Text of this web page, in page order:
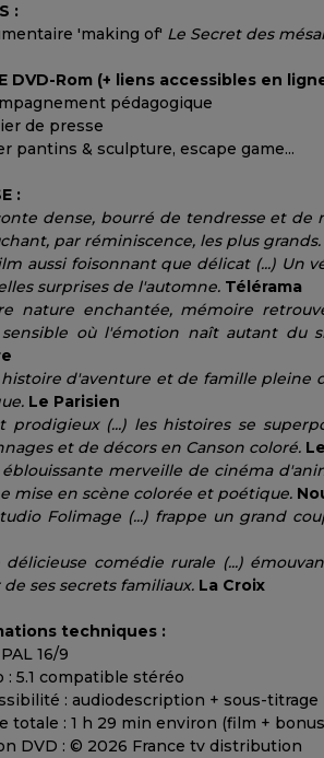
:
'making of' Le Secret des
DVD-Rom (+ liens accessibles en
pédagogique
de presse
pantins & sculpture, escape game...
:
dense, bourré de tendresse et
par réminiscence, les plus grands.
aussi foisonnant que délicat (...) Un
surprises de l'automne. Télérama
nature enchantée, mémoire
où l'émotion naît autant du
d'aventure et de famille pleine
Le Parisien
prodigieux (...) les histoires se
et de décors en Canson coloré.
éblouissante merveille de cinéma
mise en scène colorée et poétique.
Folimage (...) frappe un grand
délicieuse comédie rurale (...)
ses secrets familiaux. La Croix
techniques :
16/9
: 5.1 compatible stéréo
: audiodescription + sous-
totale : 1 h 29 min environ (film +
DVD : © 2026 France tv distribution